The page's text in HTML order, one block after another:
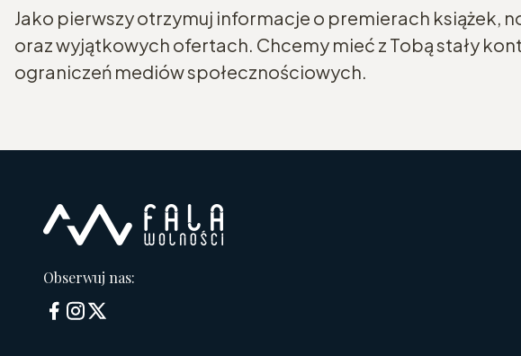
Jako pierwszy otrzymuj informacje o premierach książek,
oraz wyjątkowych ofertach. Chcemy mieć z Tobą stały
ograniczeń mediów społecznościowych.
Obserwuj nas: